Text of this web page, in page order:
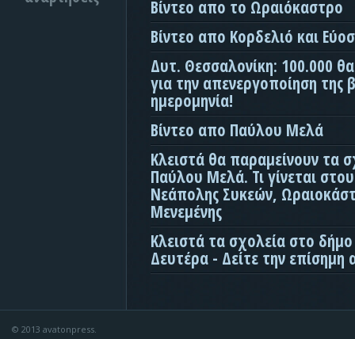
Βίντεο απο το Ωραιόκαστρο
Βίντεο απο Κορδελιό και
Δυτ. Θεσσαλονίκη: 100.000
για την απενεργοποίηση της
ημερομηνία!
Βίντεο απο Παύλου Μελά
Κλειστά θα παραμείνουν τα
Παύλου Μελά. Τι γίνεται
Νεάπολης Συκεών,
Μενεμένης
Κλειστά τα σχολεία στο
Δευτέρα - Δείτε την επίσημη
© 2013 avatonpress.